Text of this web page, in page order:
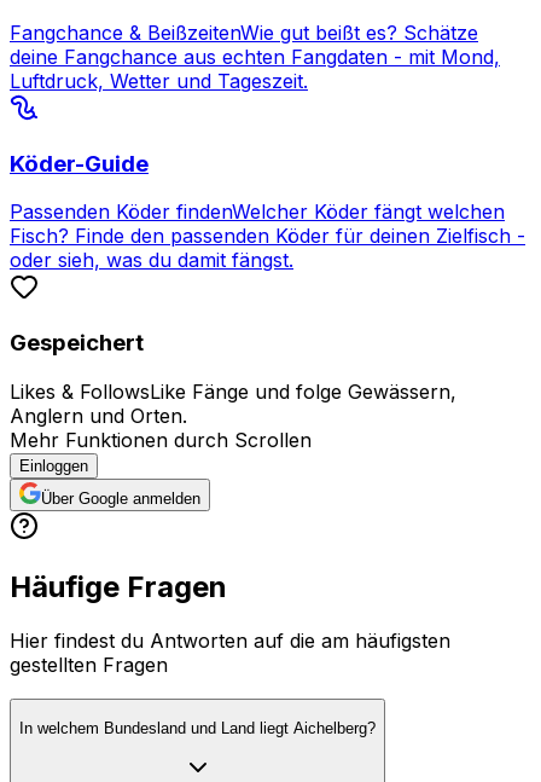
Fangchance & BeißzeitenWie gut beißt es? Schätze
deine Fangchance aus echten Fangdaten - mit Mond,
Luftdruck, Wetter und Tageszeit.
Köder-Guide
Passenden Köder findenWelcher Köder fängt welchen
Fisch? Finde den passenden Köder für deinen Zielfisch -
oder sieh, was du damit fängst.
Gespeichert
Likes & FollowsLike Fänge und folge Gewässern,
Anglern und Orten.
Mehr Funktionen durch Scrollen
Einloggen
Über Google anmelden
Häufige Fragen
Hier findest du Antworten auf die am häufigsten
gestellten Fragen
In welchem Bundesland und Land liegt Aichelberg?